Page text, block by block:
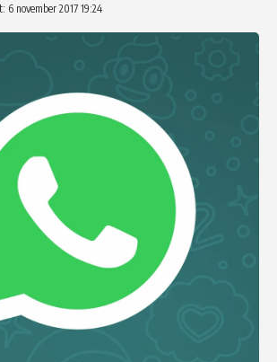
6 november 2017 19:24